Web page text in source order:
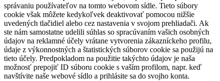
správaniu používateľov na tomto webovom sídle. Tieto súbory
cookie však môžete kedykoľvek deaktivovať pomocou nižšie
uvedených tlačidiel alebo cez nastavenia v svojom prehliadači. Ak
ste nám samostatne udelili súhlas so spracúvaním vašich osobných
údajov na reklamné účely vrátane vytvorenia zákazníckeho profilu,
údaje z výkonnostných a štatistických súborov cookie sa použijú na
tieto účely. Predpokladom na použitie takýchto údajov je naša
možnosť prepojiť ID súboru cookie s vaším profilom, napr. keď
navštívite naše webové sídlo a prihlásite sa do svojho konta.